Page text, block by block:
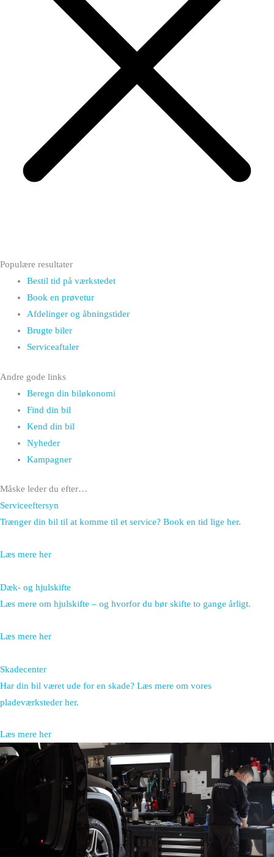
Populære resultater
Bestil tid på værkstedet
Book en prøvetur
Afdelinger og åbningstider
Brugte biler
Serviceaftaler
Andre gode links
Beregn din biløkonomi
Find din bil
Kend din bil
Nyheder
Kampagner
Måske leder du efter…
Serviceeftersyn
Trænger din bil til at komme til et service? Book en tid lige her.
Læs mere her
Dæk- og hjulskifte
Læs mere om hjulskifte – og hvorfor du bør skifte to gange årligt.
Læs mere her
Skadecenter
Har din bil været ude for en skade? Læs mere om vores
pladeværksteder her.
Læs mere her